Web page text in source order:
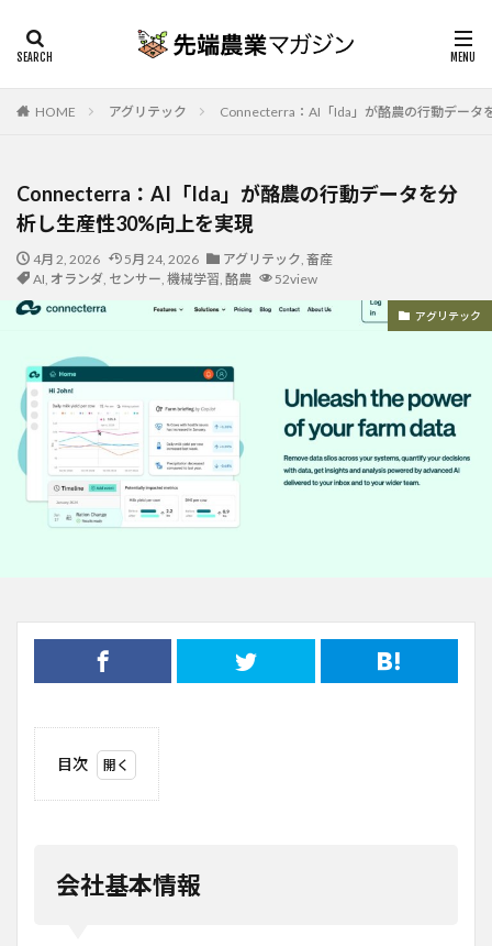
HOME アグリテック Connecterra：AI「Ida」が酪農の行動データ
Connecterra：AI「Ida」が酪農の行動データを分
析し生産性30%向上を実現
4月 2, 2026 5月 24, 2026 アグリテック, 畜産
AI, オランダ, センサー, 機械学習, 酪農 52view
アグリテック
目次
2
会社基本情報